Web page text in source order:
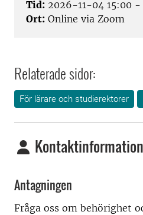
Tid: 2026-11-04 15:00 -
Ort: Online via Zoom
Relaterade sidor:
För lärare och studierektorer
Kontaktinformation
Antagningen
Fråga oss om behörighet